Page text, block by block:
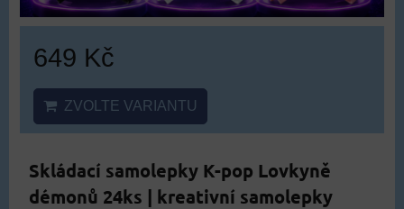
649 Kč
ZVOLTE VARIANTU
Skládací samolepky K-pop Lovkyně
démonů 24ks | kreativní samolepky